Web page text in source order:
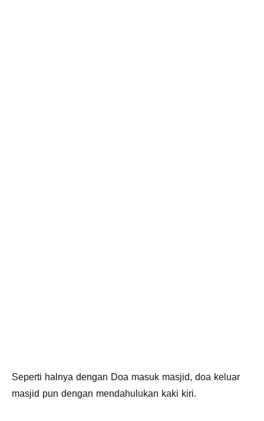
Seperti halnya dengan Doa masuk masjid, doa keluar
masjid pun dengan mendahulukan kaki kiri.